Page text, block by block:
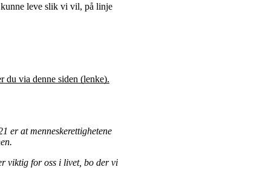
leve slik vi vil, på linje
du via denne siden (lenke).
er at menneskerettighetene
viktig for oss i livet, bo der vi